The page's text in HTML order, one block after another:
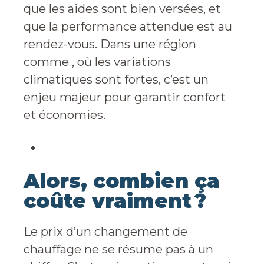
que les aides sont bien versées, et
que la performance attendue est au
rendez-vous. Dans une région
comme , où les variations
climatiques sont fortes, c’est un
enjeu majeur pour garantir confort
et économies.
Alors, combien ça
coûte vraiment ?
Le prix d’un changement de
chauffage ne se résume pas à un